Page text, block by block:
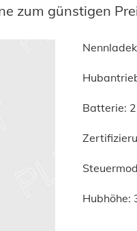
zum günstigen
Batterie:
Hubhöhe: